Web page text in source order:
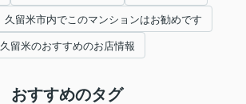
久留米市内でこのマンションはお勧めです
久留米のおすすめのお店情報
おすすめのタグ